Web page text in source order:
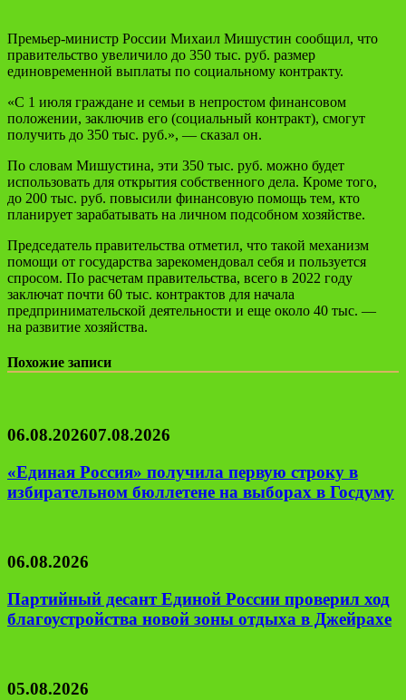
Премьер-министр России Михаил Мишустин сообщил, что
правительство увеличило до 350 тыс. руб. размер
единовременной выплаты по социальному контракту.
«С 1 июля граждане и семьи в непростом финансовом
положении, заключив его (социальный контракт), смогут
получить до 350 тыс. руб.», — сказал он.
По словам Мишустина, эти 350 тыс. руб. можно будет
использовать для открытия собственного дела. Кроме того,
до 200 тыс. руб. повысили финансовую помощь тем, кто
планирует зарабатывать на личном подсобном хозяйстве.
Председатель правительства отметил, что такой механизм
помощи от государства зарекомендовал себя и пользуется
спросом. По расчетам правительства, всего в 2022 году
заключат почти 60 тыс. контрактов для начала
предпринимательской деятельности и еще около 40 тыс. —
на развитие хозяйства.
Похожие записи
06.08.202607.08.2026
«Единая Россия» получила первую строку в
избирательном бюллетене на выборах в Госдуму
06.08.2026
Партийный десант Единой России проверил ход
благоустройства новой зоны отдыха в Джейрахе
05.08.2026